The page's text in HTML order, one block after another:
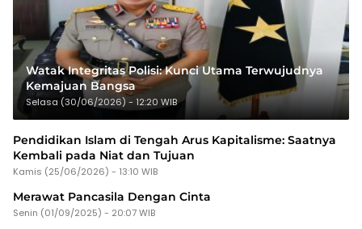
Watak Integritas Polisi: Kunci Utama Terwujudnya
Kemajuan Bangsa
Selasa (30/06/2026) - 12:20 WIB
Pendidikan Islam di Tengah Arus Kapitalisme: Saatnya
Kembali pada Niat dan Tujuan
Kamis (25/06/2026) - 13:10 WIB
Merawat Pancasila Dengan Cinta
Senin (01/09/2025) - 20:07 WIB